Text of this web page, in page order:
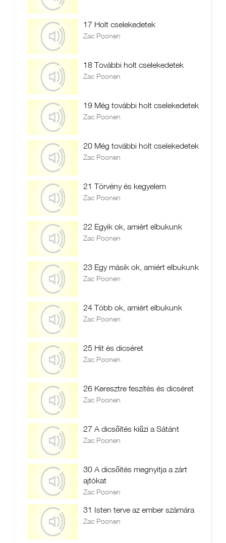
17 Holt cselekedetek
Zac Poonen
18 További holt cselekedetek
Zac Poonen
19 Még további holt cselekedetek
Zac Poonen
20 Még további holt cselekedetek
Zac Poonen
21 Törvény és kegyelem
Zac Poonen
22 Egyik ok, amiért elbukunk
Zac Poonen
23 Egy másik ok, amiért elbukunk
Zac Poonen
24 Több ok, amiért elbukunk
Zac Poonen
25 Hit és dicséret
Zac Poonen
26 Keresztre feszítés és dicséret
Zac Poonen
27 A dicsőítés kiűzi a Sátánt
Zac Poonen
30 A dicsőítés megnyitja a zárt
ajtókat
Zac Poonen
31 Isten terve az ember számára
Zac Poonen